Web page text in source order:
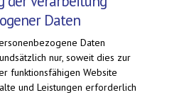
Daten
Daten
nur, soweit dies zur
funktionsfähigen Website
und Leistungen erforderlich